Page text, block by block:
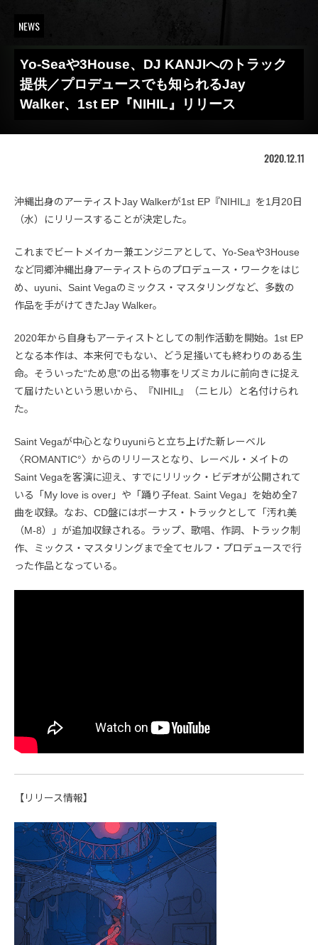
NEWS
Yo-Seaや3House、DJ KANJIへのトラック
提供／プロデュースでも知られるJay
Walker、1st EP『NIHIL』リリース
2020.12.11
沖縄出身のアーティストJay Walkerが1st EP『NIHIL』を1月20日
（水）にリリースすることが決定した。
これまでビートメイカー兼エンジニアとして、Yo-Seaや3House
など同郷沖縄出身アーティストらのプロデュース・ワークをはじ
め、uyuni、Saint Vegaのミックス・マスタリングなど、多数の
作品を手がけてきたJay Walker。
2020年から自身もアーティストとしての制作活動を開始。1st EP
となる本作は、本来何でもない、どう足掻いても終わりのある生
命。そういった“ため息”の出る物事をリズミカルに前向きに捉え
て届けたいという思いから、『NIHIL』（ニヒル）と名付けられ
た。
Saint Vegaが中心となりuyuniらと立ち上げた新レーベル
〈ROMANTIC°〉からのリリースとなり、レーベル・メイトの
Saint Vegaを客演に迎え、すでにリリック・ビデオが公開されて
いる「My love is over」や「踊り子feat. Saint Vega」を始め全7
曲を収録。なお、CD盤にはボーナス・トラックとして「汚れ美
（M-8）」が追加収録される。ラップ、歌唱、作詞、トラック制
作、ミックス・マスタリングまで全てセルフ・プロデュースで行
った作品となっている。
【リリース情報】